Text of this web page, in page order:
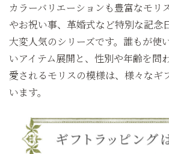
カラーバリエーションも豊富なモリ
やお祝い事、革婚式など特別な記念
大変人気のシリーズです。誰もが使
いアイテム展開と、性別や年齢を問
愛されるモリスの模様は、様々なギ
います。